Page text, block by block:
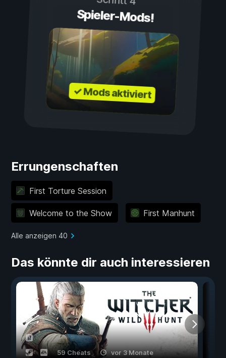
Spieler-Mods!
✓ Mods aktiviert
Errungenschaften
First Torture Session
Welcome to the Show First Manhunt
Alle anzeigen 40
Das könnte dir auch interessieren
59 Cheats vor 3 Monate